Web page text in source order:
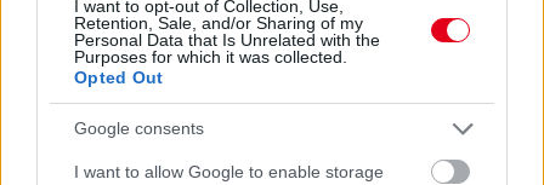
I want to opt-out of Collection, Use,
Retention, Sale, and/or Sharing of my
Personal Data that Is Unrelated with the
Purposes for which it was collected.
Opted Out
Google consents
I want to allow Google to enable storage
pic.twitter.com/E75lKOmQ29
— Diegote (@DiegoteSimracer)August 1, 2026